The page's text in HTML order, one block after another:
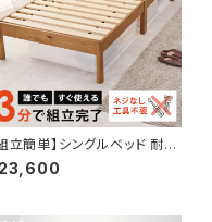
組立簡単】シングルベッド 耐荷
天然木 ベッド bed
暮らし 3色展開 新生活 模